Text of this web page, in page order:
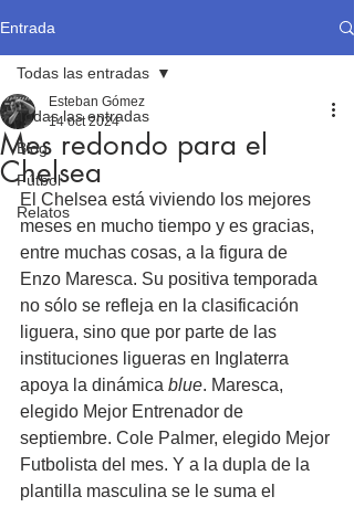
Entrada
Todas las entradas
Blog
Fútbol
Relatos
Todas las entradas
Mes redondo para el
Chelsea
Esteban Gómez
14 oct 2024
El Chelsea está viviendo los mejores
meses en mucho tiempo y es gracias,
entre muchas cosas, a la figura de
Enzo Maresca. Su positiva temporada
no sólo se refleja en la clasificación
liguera, sino que por parte de las
instituciones ligueras en Inglaterra
apoya la dinámica blue. Maresca,
elegido Mejor Entrenador de
septiembre. Cole Palmer, elegido Mejor
Futbolista del mes. Y a la dupla de la
plantilla masculina se le suma el